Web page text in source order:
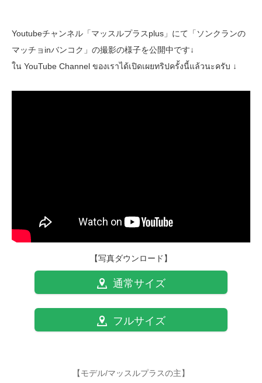
Youtubeチャンネル「マッスルプラスplus」にて「ソンクランの
マッチョinバンコク」の撮影の様子を公開中です↓
ใน YouTube Channel ของเราได้เปิดเผยทริปครั้งนี้แล้วนะครับ ↓
【写真ダウンロード】
通常サイズ
フルサイズ
【モデル/マッスルプラスの主】